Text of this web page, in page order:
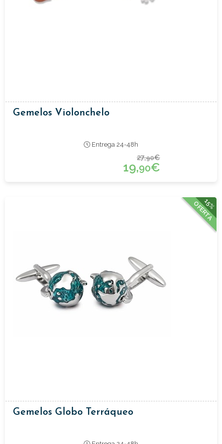
Gemelos Violonchelo
Entrega 24-48h
27,90€
19,90€
15%
OFERTA
Gemelos Globo Terráqueo